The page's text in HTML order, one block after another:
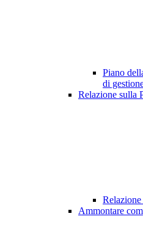
Piano
di
Relazione sulla
Ammontare